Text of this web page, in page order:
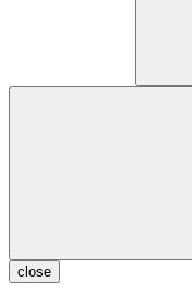
close